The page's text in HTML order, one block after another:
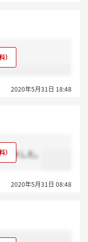
2020年5月31日 18:48
ました。
2020年5月31日 08:48